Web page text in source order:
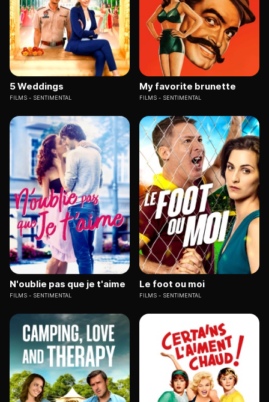
5 Weddings
FILMS SENTIMENTAL
My favorite brunette
FILMS SENTIMENTAL
N'oublie pas que je t'aime
FILMS SENTIMENTAL
Le foot ou moi
FILMS SENTIMENTAL